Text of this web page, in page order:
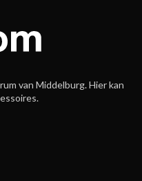
van Middelburg. Hier kan